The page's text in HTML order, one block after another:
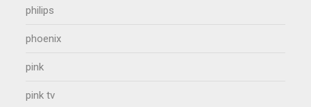
philips
phoenix
pink
pink tv